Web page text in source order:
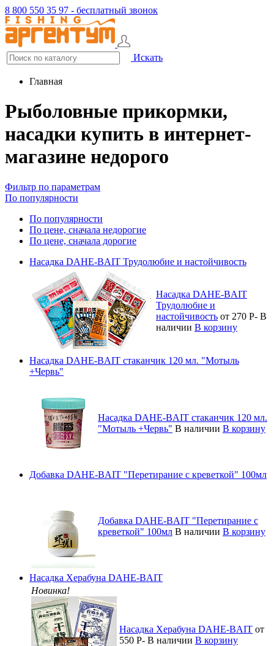
8 800 550 35 97 - бесплатный звонок
Искать
Главная
Рыболовные прикормки,
насадки купить в интернет-
магазине недорого
Фильтр по параметрам
По популярности
По популярности
По цене, сначала недорогие
По цене, сначала дорогие
Насадка DAHE-BAIT Трудолюбие и настойчивость
Насадка DAHE-BAIT
Трудолюбие и
настойчивость от 270 Р- В
наличии В корзину
Насадка DAHE-BAIT стаканчик 120 мл. "Мотыль
+Червь"
Насадка DAHE-BAIT стаканчик 120 мл.
"Мотыль +Червь" В наличии В корзину
Добавка DAHE-BAIT "Перетирание с креветкой" 100мл
Добавка DAHE-BAIT "Перетирание с
креветкой" 100мл В наличии В корзину
Насадка Херабуна DAHE-BAIT
Новинка!
Насадка Херабуна DAHE-BAIT от
550 Р- В наличии В корзину